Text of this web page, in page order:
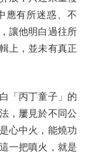
應有所迷惑、不
讓他明白過往所
上，並未有真正
「丙丁童子」的
，屢見於不同公
心中火，能燒功
一把嗔火，就是